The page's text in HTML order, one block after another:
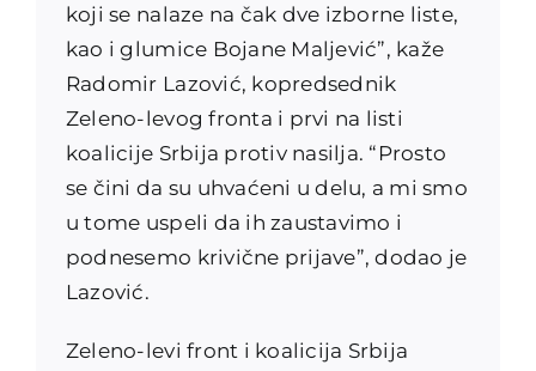
koji se nalaze na čak dve izborne liste,
kao i glumice Bojane Maljević”, kaže
Radomir Lazović, kopredsednik
Zeleno-levog fronta i prvi na listi
koalicije Srbija protiv nasilja. “Prosto
se čini da su uhvaćeni u delu, a mi smo
u tome uspeli da ih zaustavimo i
podnesemo krivične prijave”, dodao je
Lazović.
Zeleno-levi front i koalicija Srbija